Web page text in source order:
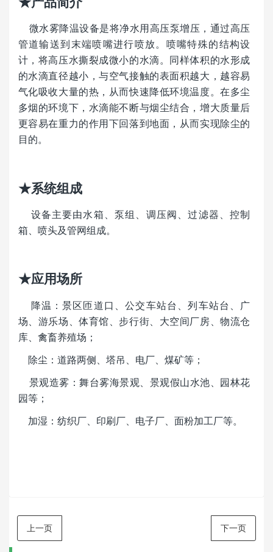
微水雾降温设备是将净水用高压泵增压，通过高压
管道输送到末端喷嘴进行喷放。喷嘴特殊的结构设
计，将高压水撕裂成微小的水滴。同样体积的水形成
的水滴直径越小，与空气接触的表面积越大，越容易
气化吸收大量的热，从而快速降低环境温度。在多尘
多烟的环境下，水滴能不断与烟尘结合，增大质量后
更容易在重力的作用下回落到地面，从而实现除尘的
目的。
★系统组成
设备主要由水箱、泵组、调压阀、过滤器、控制
箱、喷头及管网组成。
★应用场所
降温：景区匝道口、公交车站台、列车站台、广
场、游乐场、体育馆、步行街、大空间厂房、物流仓
库、 禽畜养殖场 ；
除尘 ：道路两侧、塔吊、电厂、煤矿等；
景观造雾 ：舞台雾海景观、景观假山水池、园林花
园等；
加湿：纺织厂、印刷厂、电子厂、面粉加工厂等。
上一页 下一页